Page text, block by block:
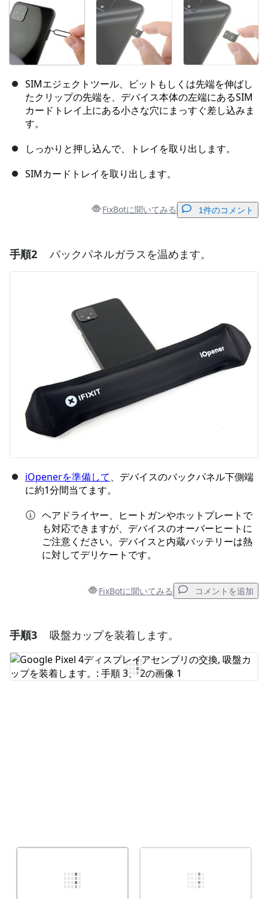
SIMエジェクトツール、ビットもしくは先端を伸ばし
たクリップの先端を、デバイス本体の左端にあるSIM
カードトレイ上にある小さな穴にまっすぐ差し込みま
す。
しっかりと押し込んで、トレイを取り出します。
SIMカードトレイを取り出します。
FixBotに聞いてみる 1件のコメント
コメントを追加
キャンセル コメントを投稿
手順2 バックパネルガラスを温めます。
iOpenerを準備して、デバイスのバックパネル下側端
に約1分間当てます。
ヘアドライヤー、ヒートガンやホットプレートで
も対応できますが、デバイスのオーバーヒートに
ご注意ください。デバイスと内蔵バッテリーは熱
に対してデリケートです。
FixBotに聞いてみる コメントを追加
コメントを追加
コメントを追加
手順3 吸盤カップを装着します。